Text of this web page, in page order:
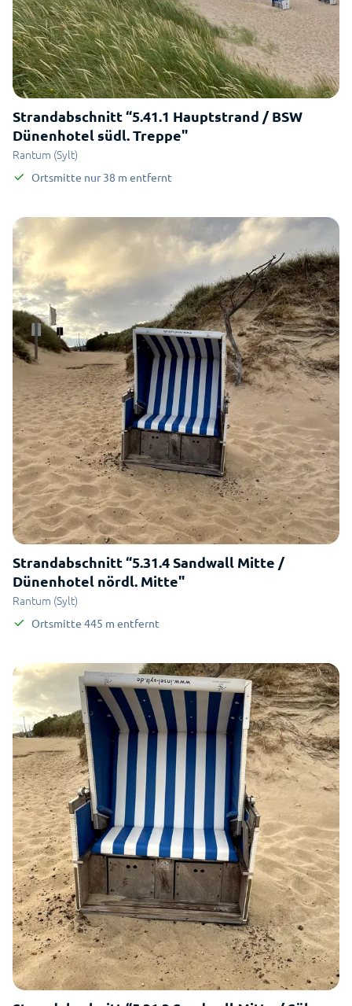
Strandabschnitt “5.41.1 Hauptstrand / BSW
Dünenhotel südl. Treppe"
Rantum (Sylt)
Ortsmitte nur 38 m entfernt
Strandabschnitt “5.31.4 Sandwall Mitte /
Dünenhotel nördl. Mitte"
Rantum (Sylt)
Ortsmitte 445 m entfernt